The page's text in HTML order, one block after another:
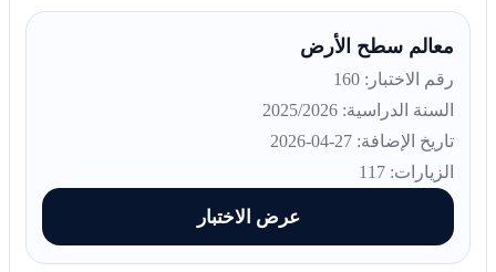
معالم سطح الأرض
رقم الاختبار: 160
السنة الدراسية: 2025/2026
تاريخ الإضافة: 27-04-2026
الزيارات: 117
عرض الاختبار